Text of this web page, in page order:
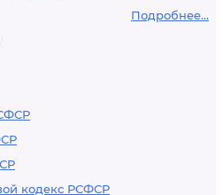
Подробнее...
кодекс РСФСР